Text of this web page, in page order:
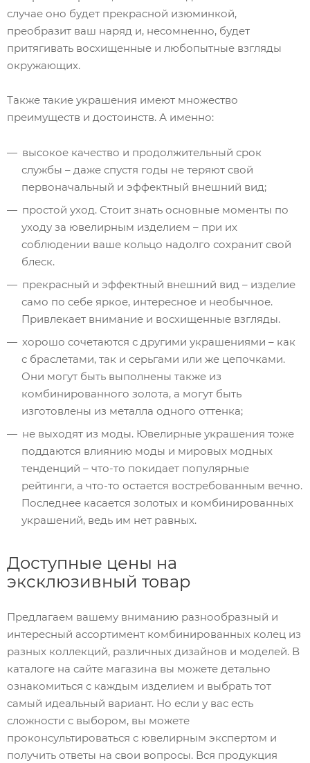
случае оно будет прекрасной изюминкой,
преобразит ваш наряд и, несомненно, будет
притягивать восхищенные и любопытные взгляды
окружающих.
Также такие украшения имеют множество
преимуществ и достоинств. А именно:
высокое качество и продолжительный срок
службы – даже спустя годы не теряют свой
первоначальный и эффектный внешний вид;
простой уход. Стоит знать основные моменты по
уходу за ювелирным изделием – при их
соблюдении ваше кольцо надолго сохранит свой
блеск.
прекрасный и эффектный внешний вид – изделие
само по себе яркое, интересное и необычное.
Привлекает внимание и восхищенные взгляды.
хорошо сочетаются с другими украшениями – как
с браслетами, так и серьгами или же цепочками.
Они могут быть выполнены также из
комбинированного золота, а могут быть
изготовлены из металла одного оттенка;
не выходят из моды. Ювелирные украшения тоже
поддаются влиянию моды и мировых модных
тенденций – что-то покидает популярные
рейтинги, а что-то остается востребованным вечно.
Последнее касается золотых и комбинированных
украшений, ведь им нет равных.
Доступные цены на
эксклюзивный товар
Предлагаем вашему вниманию разнообразный и
интересный ассортимент комбинированных колец из
разных коллекций, различных дизайнов и моделей. В
каталоге на сайте магазина вы можете детально
ознакомиться с каждым изделием и выбрать тот
самый идеальный вариант. Но если у вас есть
сложности с выбором, вы можете
проконсультироваться с ювелирным экспертом и
получить ответы на свои вопросы. Вся продукция